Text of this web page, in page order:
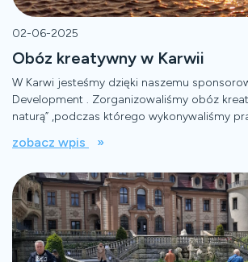
02-06-2025
Obóz kreatywny w Karwii
W Karwi jesteśmy dzięki naszemu
Development . Zorganizowaliśmy obóz
naturą” ,podczas którego wykonywaliśmy
zobacz wpis